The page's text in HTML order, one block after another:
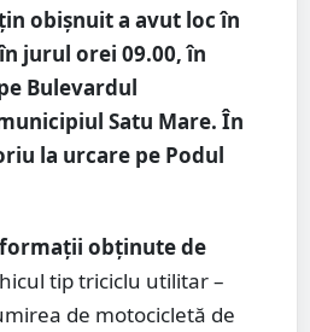
obișnuit a avut loc în
jurul orei 09.00, în
Bulevardul
Satu Mare. În
la urcare pe Podul
obținute de
tip triciclu utilitar –
de motocicletă de